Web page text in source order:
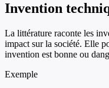
Invention
La littérature raconte les
impact sur la société. Elle
invention est bonne ou
Exemple